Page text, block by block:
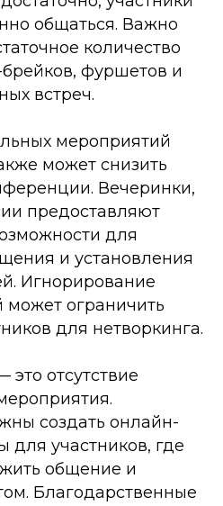
общаться. Важно
количество
фуршетов и
встреч.
мероприятий
может снизить
Вечеринки,
предоставляют
для
и установления
Игнорирование
может ограничить
для нетворкинга.
отсутствие
создать онлайн-
участников, где
общение и
Благодарственные